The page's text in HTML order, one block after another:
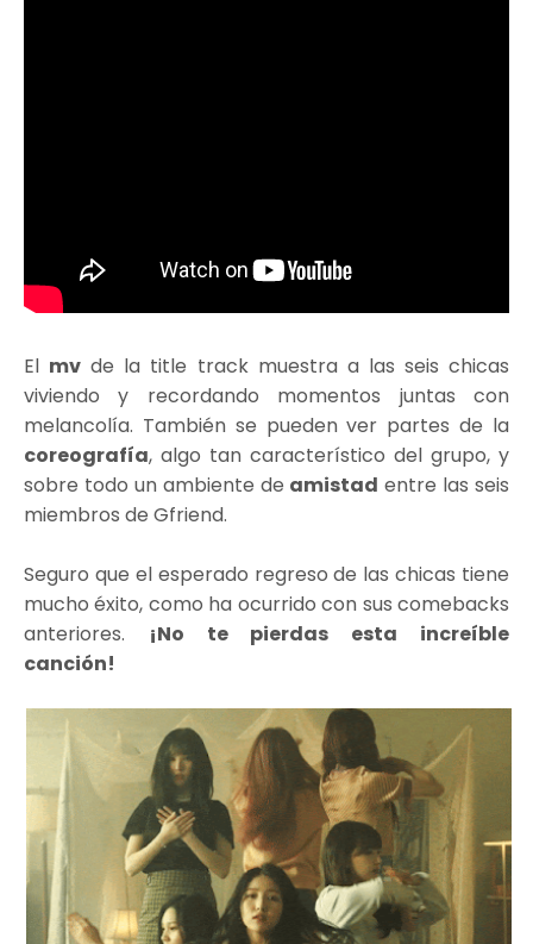
El mv de la title track muestra a las seis chicas
viviendo y recordando momentos juntas con
melancolía. También se pueden ver partes de la
coreografía, algo tan característico del grupo, y
sobre todo un ambiente de amistad entre las seis
miembros de Gfriend.
Seguro que el esperado regreso de las chicas tiene
mucho éxito, como ha ocurrido con sus comebacks
anteriores. ¡No te pierdas esta increíble
canción!